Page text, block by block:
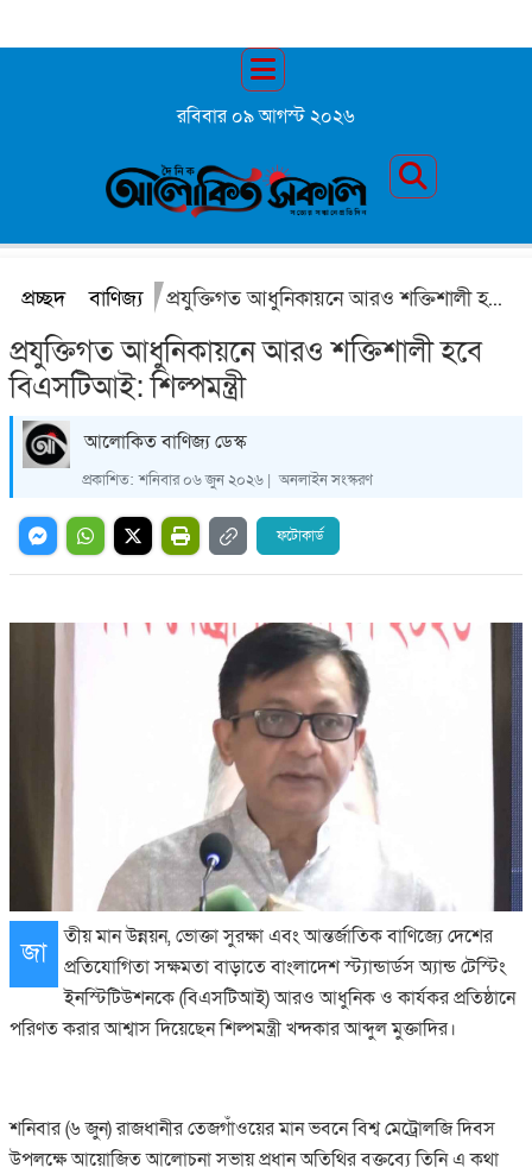
রবিবার ০৯ আগস্ট ২০২৬
প্রচ্ছদ বাণিজ্য প্রযুক্তিগত আধুনিকায়নে আরও শক্তিশালী হবে বিএসটিআই: শিল্পমন্ত্রী
প্রযুক্তিগত আধুনিকায়নে আরও শক্তিশালী হবে
বিএসটিআই: শিল্পমন্ত্রী
আলোকিত বাণিজ্য ডেস্ক
প্রকাশিত: শনিবার ০৬ জুন ২০২৬ | অনলাইন সংস্করণ
ফটোকার্ড
জা
তীয় মান উন্নয়ন, ভোক্তা সুরক্ষা এবং আন্তর্জাতিক বাণিজ্যে দেশের
প্রতিযোগিতা সক্ষমতা বাড়াতে বাংলাদেশ স্ট্যান্ডার্ডস অ্যান্ড টেস্টিং
ইনস্টিটিউশনকে (বিএসটিআই) আরও আধুনিক ও কার্যকর প্রতিষ্ঠানে
পরিণত করার আশ্বাস দিয়েছেন শিল্পমন্ত্রী খন্দকার আব্দুল মুক্তাদির।
শনিবার (৬ জুন) রাজধানীর তেজগাঁওয়ের মান ভবনে বিশ্ব মেট্রোলজি দিবস
উপলক্ষে আয়োজিত আলোচনা সভায় প্রধান অতিথির বক্তব্যে তিনি এ কথা